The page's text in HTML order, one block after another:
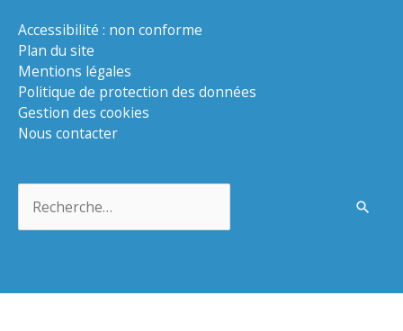
Accessibilité : non conforme
Plan du site
Mentions légales
Politique de protection des données
Gestion des cookies
Nous contacter